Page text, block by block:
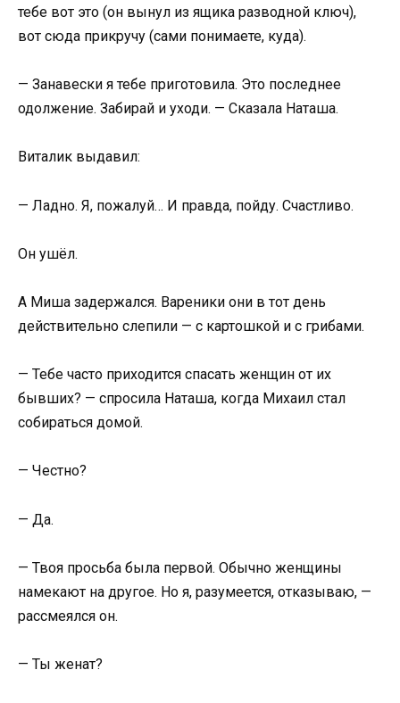
тебе вот это (он вынул из ящика разводной ключ),
вот сюда прикручу (сами понимаете, куда).
— Занавески я тебе приготовила. Это последнее
одолжение. Забирай и уходи. — Сказала Наташа.
Виталик выдавил:
— Ладно. Я, пожалуй… И правда, пойду. Счастливо.
Он ушёл.
А Миша задержался. Вареники они в тот день
действительно слепили — с картошкой и с грибами.
— Тебе часто приходится спасать женщин от их
бывших? — спросила Наташа, когда Михаил стал
собираться домой.
— Честно?
— Да.
— Твоя просьба была первой. Обычно женщины
намекают на другое. Но я, разумеется, отказываю, —
рассмеялся он.
— Ты женат?